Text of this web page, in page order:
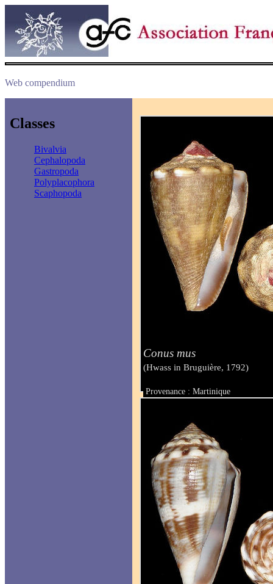
Web compendium
Classes
Bivalvia
Cephalopoda
Gastropoda
Polyplacophora
Scaphopoda
Conus mus
(Hwass in Bruguière, 1792)
Provenance : Martinique
Taille : 34.9 mm